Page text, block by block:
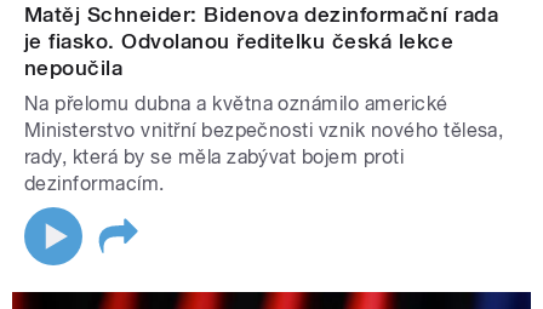
Matěj Schneider: Bidenova dezinformační rada
je fiasko. Odvolanou ředitelku česká lekce
nepoučila
Na přelomu dubna a května oznámilo americké
Ministerstvo vnitřní bezpečnosti vznik nového tělesa,
rady, která by se měla zabývat bojem proti
dezinformacím.